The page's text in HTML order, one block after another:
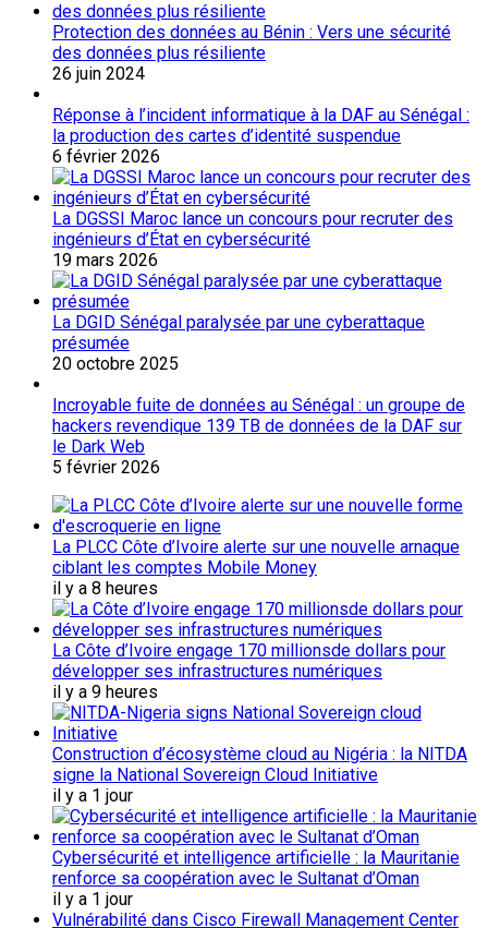
Protection des données au Bénin : Vers une sécurité
des données plus résiliente
26 juin 2024
Réponse à l’incident informatique à la DAF au Sénégal :
la production des cartes d’identité suspendue
6 février 2026
La DGSSI Maroc lance un concours pour recruter des
ingénieurs d’État en cybersécurité
19 mars 2026
La DGID Sénégal paralysée par une cyberattaque
présumée
20 octobre 2025
Incroyable fuite de données au Sénégal : un groupe de
hackers revendique 139 TB de données de la DAF sur
le Dark Web
5 février 2026
La PLCC Côte d’Ivoire alerte sur une nouvelle arnaque
ciblant les comptes Mobile Money
il y a 8 heures
La Côte d’Ivoire engage 170 millionsde dollars pour
développer ses infrastructures numériques
il y a 9 heures
Construction d’écosystème cloud au Nigéria : la NITDA
signe la National Sovereign Cloud Initiative
il y a 1 jour
Cybersécurité et intelligence artificielle : la Mauritanie
renforce sa coopération avec le Sultanat d’Oman
il y a 1 jour
Vulnérabilité dans Cisco Firewall Management Center